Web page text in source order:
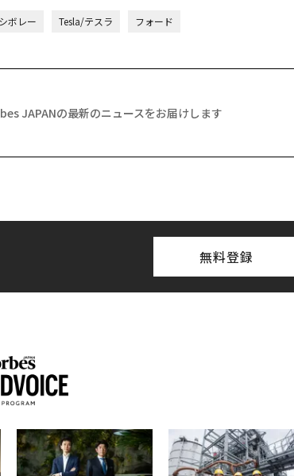
シボレー Tesla/テスラ フォード
JAPANの最新のニュースをお届けします
無料登録